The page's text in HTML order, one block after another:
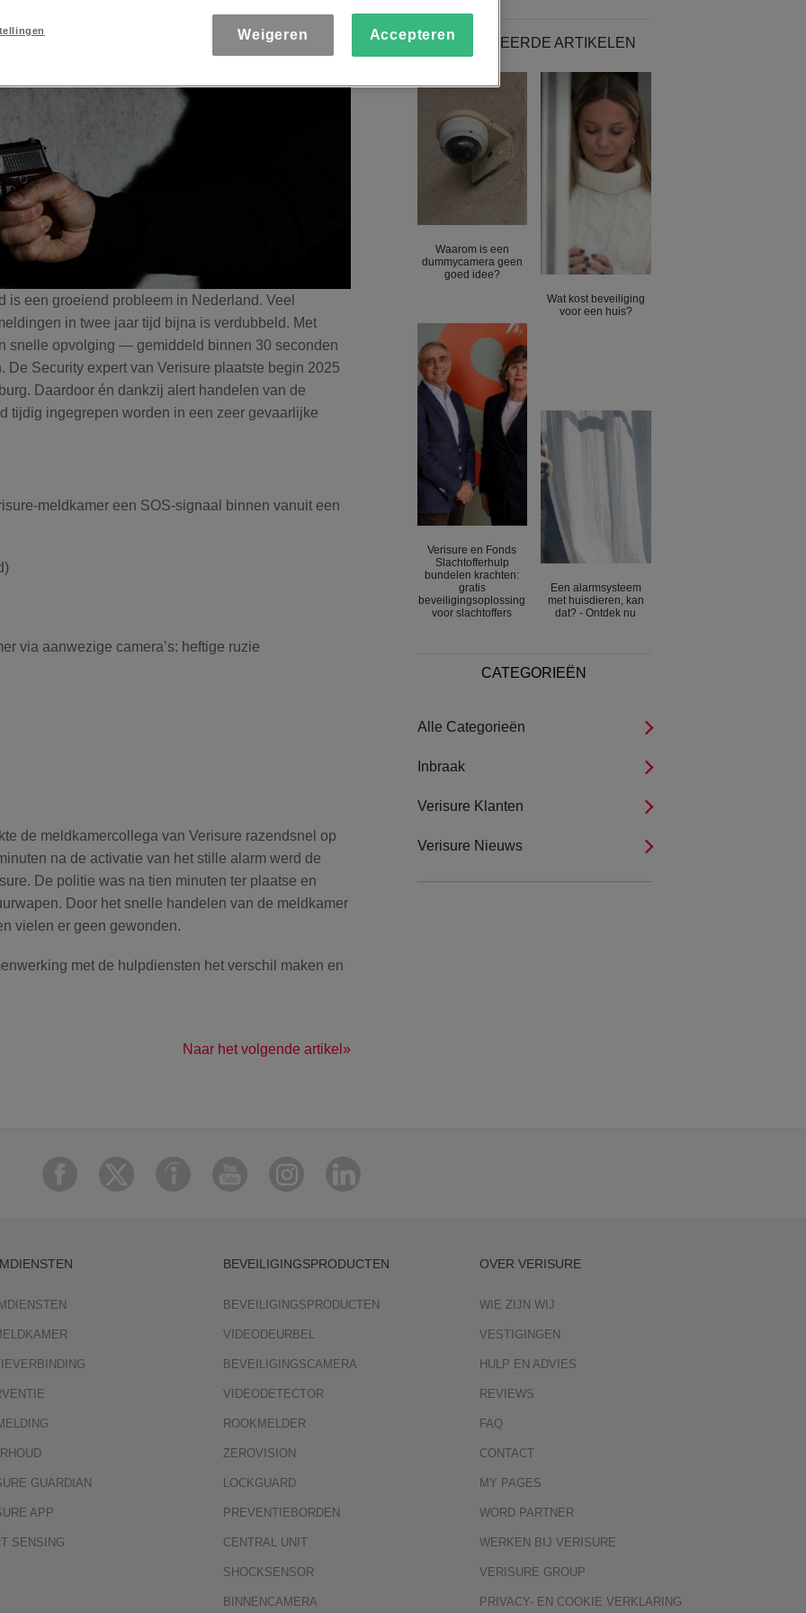
een groeiend probleem in Nederland. Veel
in twee jaar tijd bijna is verdubbeld. Met
snelle opvolging — gemiddeld binnen 30 seconden
Security expert van Verisure plaatste begin 2025
Daardoor én dankzij alert handelen van de
tijdig ingegrepen worden in een zeer gevaarlijke
meldkamer een SOS-signaal binnen vanuit een
via aanwezige camera’s: heftige ruzie
de meldkamercollega van Verisure razendsnel op
na de activatie van het stille alarm werd de
De politie was na tien minuten ter plaatse en
Door het snelle handelen van de meldkamer
vielen er geen gewonden.
met de hulpdiensten het verschil maken en
Naar het volgende artikel
GERELATEERDE ARTIKELEN
Waarom is een
dummycamera geen
goed idee?
Wat kost beveiliging
voor een huis?
Verisure en Fonds
Slachtofferhulp
bundelen krachten:
gratis
beveiligingsoplossing
voor slachtoffers
Een alarmsysteem
met huisdieren, kan
dat? - Ontdek nu
CATEGORIEËN
Alle Categorieën
Inbraak
Verisure Klanten
Verisure Nieuws
GUARDIAN
APP
SENSING
BEVEILIGINGSPRODUCTEN
BEVEILIGINGSPRODUCTEN
VIDEODEURBEL
BEVEILIGINGSCAMERA
VIDEODETECTOR
ROOKMELDER
ZEROVISION
LOCKGUARD
PREVENTIEBORDEN
CENTRAL UNIT
SHOCKSENSOR
BINNENCAMERA
OVER VERISURE
WIE ZIJN WIJ
VESTIGINGEN
HULP EN ADVIES
REVIEWS
FAQ
CONTACT
MY PAGES
WORD PARTNER
WERKEN BIJ VERISURE
VERISURE GROUP
PRIVACY- EN COOKIE VERKLARING
Weigeren Accepteren